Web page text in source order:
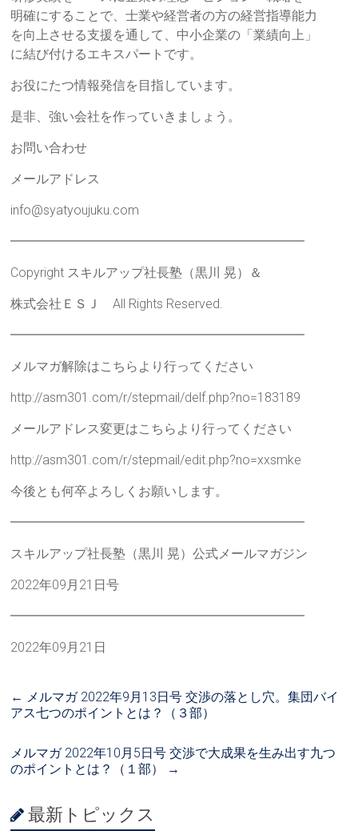
明確にすることで、士業や経営者の方の経営指導能力
を向上させる支援を通して、中小企業の「業績向上」
に結び付けるエキスパートです。
お役にたつ情報発信を目指しています。
是非、強い会社を作っていきましょう。
お問い合わせ
メールアドレス
info@syatyoujuku.com
━━━━━━━━━━━━━━━━━━━━━━━
Copyright スキルアップ社長塾（黒川 晃）＆
株式会社ＥＳＪ All Rights Reserved.
━━━━━━━━━━━━━━━━━━━━━━━
メルマガ解除はこちらより行ってください
http://asm301.com/r/stepmail/delf.php?no=183189
メールアドレス変更はこちらより行ってください
http://asm301.com/r/stepmail/edit.php?no=xxsmke
今後とも何卒よろしくお願いします。
━━━━━━━━━━━━━━━━━━━━━━━
スキルアップ社長塾（黒川 晃）公式メールマガジン
2022年09月21日号
━━━━━━━━━━━━━━━━━━━━━━━
2022年09月21日
← メルマガ 2022年9月13日号 交渉の落とし穴。集団バイ
アス七つのポイントとは？（３部）
メルマガ 2022年10月5日号 交渉で大成果を生み出す九つ
のポイントとは？（１部）
→
最新トピックス